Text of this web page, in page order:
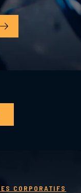
CORPORATIFS